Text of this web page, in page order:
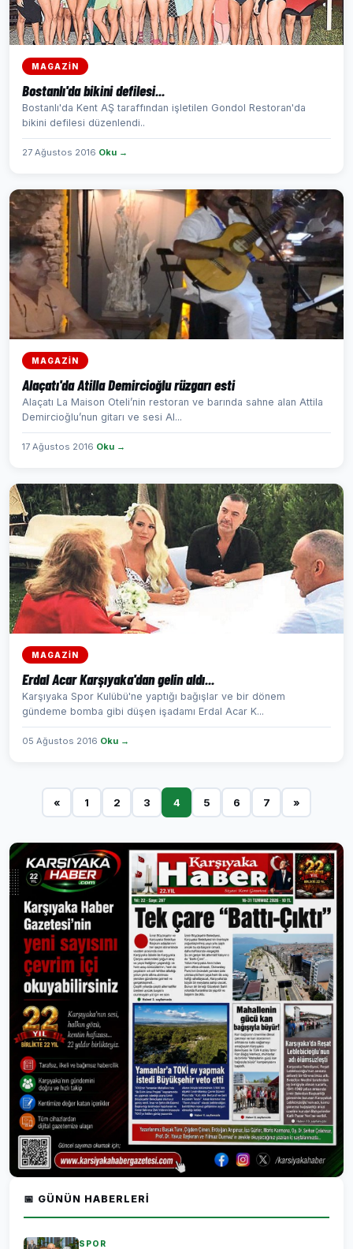
MAGAZİN
Bostanlı'da bikini defilesi...
Bostanlı'da Kent AŞ taraffından işletilen Gondol Restoran'da
bikini defilesi düzenlendi..
27 Ağustos 2016 Oku →
MAGAZİN
Alaçatı'da Atilla Demircioğlu rüzgarı esti
Alaçatı La Maison Oteli’nin restoran ve barında sahne alan Attila
Demircioğlu’nun gitarı ve sesi Al...
17 Ağustos 2016 Oku →
MAGAZİN
Erdal Acar Karşıyaka'dan gelin aldı...
Karşıyaka Spor Kulübü'ne yaptığı bağışlar ve bir dönem
gündeme bomba gibi düşen işadamı Erdal Acar K...
05 Ağustos 2016 Oku →
« 1 2 3 4 5 6 7 »
📅 GÜNÜN HABERLERI
SPOR